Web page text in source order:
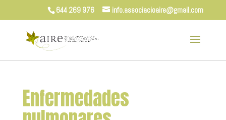
644 269 976 info.associacioaire@gmail.com
Enfermedades